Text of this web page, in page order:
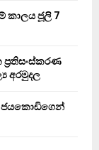
කාලය ජූලි 7
ප්‍රතිසංස්කරණ
අරමුදල
ජයකොඩිගෙන්